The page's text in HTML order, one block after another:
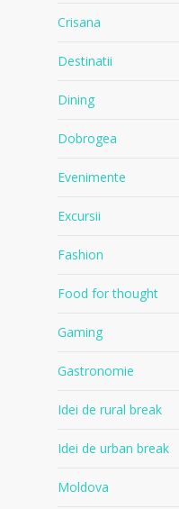
Crisana
Destinatii
Dining
Dobrogea
Evenimente
Excursii
Fashion
Food for thought
Gaming
Gastronomie
Idei de rural break
Idei de urban break
Moldova